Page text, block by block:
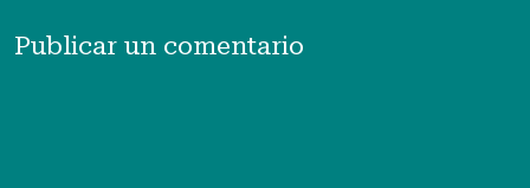
Publicar un comentario